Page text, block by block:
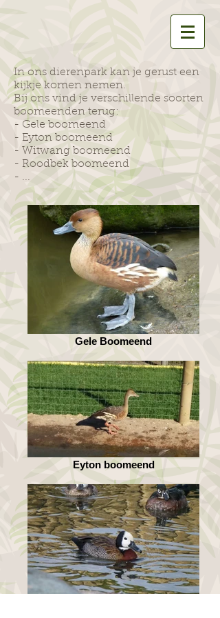
In ons dierenpark kan je gerust een
kijkje komen nemen.
Bij ons vind je verschillende soorten
boomeenden terug:
- Gele boomeend
- Eyton boomeend
- Witwang boomeend
- Roodbek boomeend
- ...
Gele Boomeend
Eyton boomeend